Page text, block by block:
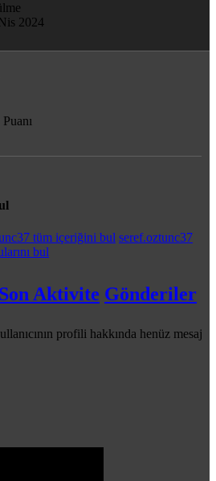
2024
tüm içeriğini bul seref.oztunc37
bul
Son Aktivite Gönderiler
profili hakkında henüz mesaj